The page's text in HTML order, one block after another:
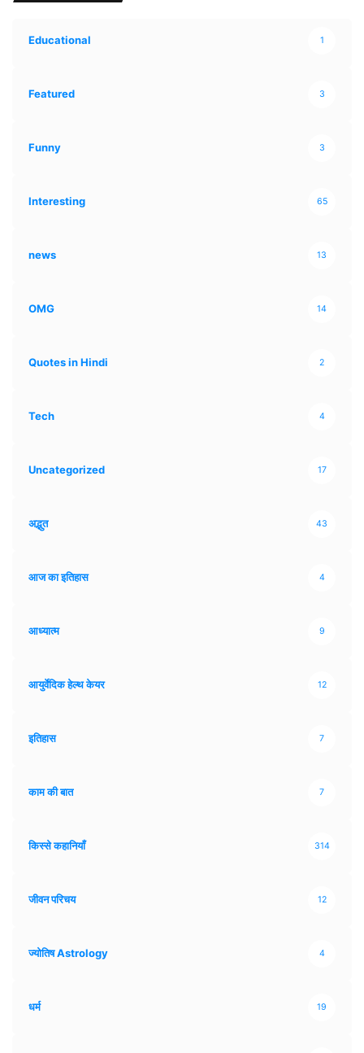
Educational 1
Featured 3
Funny 3
Interesting 65
news 13
OMG 14
Quotes in Hindi 2
Tech 4
Uncategorized 17
अद्भुत 43
आज का इतिहास 4
आध्यात्म 9
आयुर्वेदिक हेल्थ केयर 12
इतिहास 7
काम की बात 7
किस्से कहानियाँ 314
जीवन परिचय 12
ज्योतिष Astrology 4
धर्म 19